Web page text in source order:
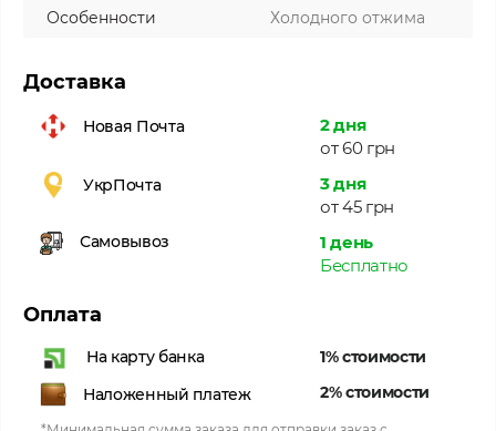
Особенности
Холодного отжима
Доставка
Новая Почта
2 дня
от 60 грн
УкрПочта
3 дня
от 45 грн
Самовывоз
1 день
Бесплатно
Оплата
На карту банка
1% стоимости
Наложенный платеж
2% стоимости